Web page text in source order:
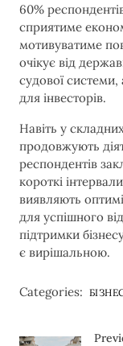
60%
сприятиме
мотивуватиме
очікує від
судової
для інвесторів.
Навіть у
продовжують
респондентів
короткі
виявляють
для успішного
підтримки
є вирішальною.
Categories: